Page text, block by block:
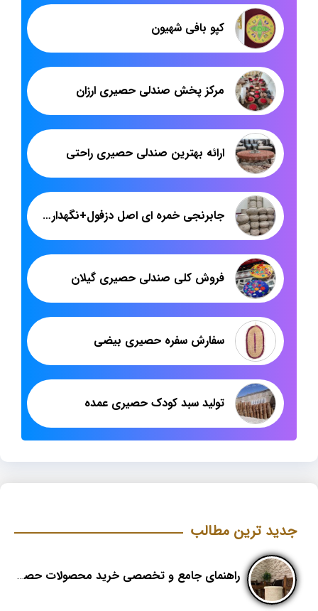
کپو بافی شهیون
مرکز پخش صندلی حصیری ارزان
ارائه بهترین صندلی حصیری راحتی
جابرنجی خمره ای اصل دزفول+نگهداری برنج تا دو سال بدون شپشک
فروش کلی صندلی حصیری گیلان
سفارش سفره حصیری بیضی
تولید سبد کودک حصیری عمده
جدید ترین مطالب
راهنمای جامع و تخصصی خرید محصولات حصیری؛ هنر اصیل در دکوراسیون مدرن (بخش اول)